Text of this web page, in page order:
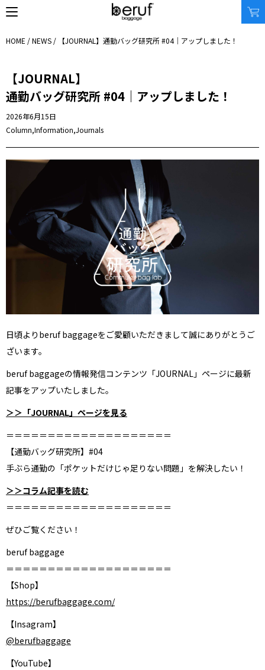
オンラインストア
商品タイプ
トートバッグ
アクセサリー
トラベル
自転車
休日
その他
収納サイズ
XS｜5リッター以下
S｜10リッター以下
M｜20リッター以下
L｜25リッター以下
タブレット｜11インチ相当
ノートPC｜14インチ相当
ノートPC｜16インチ相当
商品価格
¥0 - ¥9,999
¥10,000 - ¥19,999
¥20,000 - ¥29,999
¥30,000 - ¥39,999
¥40,000 - ¥49,999
¥50,000 - ¥99,999
¥100,000 -
ニュース
ブランドストーリー
ジャーナル
取扱店舗
ショッピングガイド
FAQ｜よくある質問
新規会員登録
ログイン
お問い合わせ
ショッピングカート
プライバシーポリシー
HOME /NEWS / 【JOURNAL】 通勤バッグ研究所 #04｜アップしました！
【JOURNAL】
通勤バッグ研究所 #04｜アップしました！
2026年6月15日
Column,Information,Journals
日頃よりberuf baggageをご愛顧いただきまして誠にありがとうご
ざいます。
beruf baggageの情報発信コンテンツ「JOURNAL」ページに最新
記事をアップいたしました。
＞＞「JOURNAL」ページを見る
＝＝＝＝＝＝＝＝＝＝＝＝＝＝＝＝＝＝＝＝
【通勤バッグ研究所】#04
手ぶら通勤の「ポケットだけじゃ足りない問題」を解決したい！
＞＞コラム記事を読む
＝＝＝＝＝＝＝＝＝＝＝＝＝＝＝＝＝＝＝＝
ぜひご覧ください！
beruf baggage
＝＝＝＝＝＝＝＝＝＝＝＝＝＝＝＝＝＝＝＝
【Shop】
https://berufbaggage.com/
【Insagram】
@berufbaggage
【YouTube】